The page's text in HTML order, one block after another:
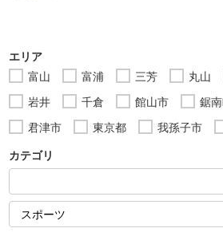
エリア
富山
富浦 三芳 丸山
岩井
千倉 館山市 鋸
君津市
東京都 我孫子市
カテゴリ